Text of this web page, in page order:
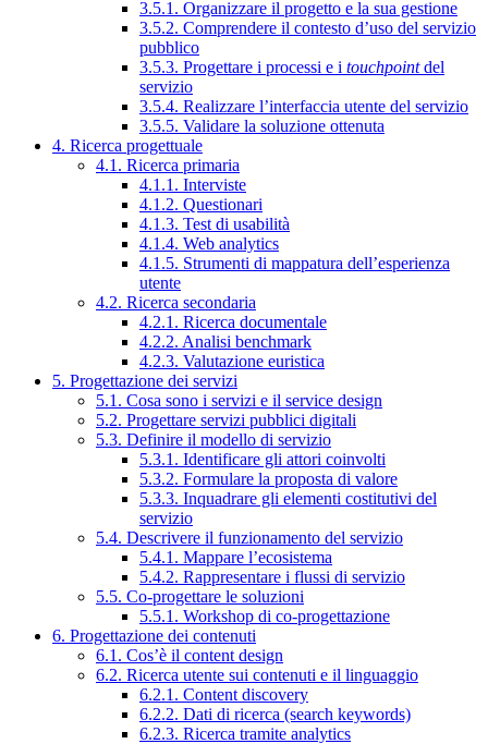
3.5.1. Organizzare il progetto e la sua gestione
3.5.2. Comprendere il contesto d’uso del servizio
pubblico
3.5.3. Progettare i processi e i touchpointdel
servizio
3.5.4. Realizzare l’interfaccia utente del servizio
3.5.5. Validare la soluzione ottenuta
4. Ricerca progettuale
4.1. Ricerca primaria
4.1.1. Interviste
4.1.2. Questionari
4.1.3. Test di usabilità
4.1.4. Web analytics
4.1.5. Strumenti di mappatura dell’esperienza
utente
4.2. Ricerca secondaria
4.2.1. Ricerca documentale
4.2.2. Analisi benchmark
4.2.3. Valutazione euristica
5. Progettazione dei servizi
5.1. Cosa sono i servizi e il service design
5.2. Progettare servizi pubblici digitali
5.3. Definire il modello di servizio
5.3.1. Identificare gli attori coinvolti
5.3.2. Formulare la proposta di valore
5.3.3. Inquadrare gli elementi costitutivi del
servizio
5.4. Descrivere il funzionamento del servizio
5.4.1. Mappare l’ecosistema
5.4.2. Rappresentare i flussi di servizio
5.5. Co-progettare le soluzioni
5.5.1. Workshop di co-progettazione
6. Progettazione dei contenuti
6.1. Cos’è il content design
6.2. Ricerca utente sui contenuti e il linguaggio
6.2.1. Content discovery
6.2.2. Dati di ricerca (search keywords)
6.2.3. Ricerca tramite analytics